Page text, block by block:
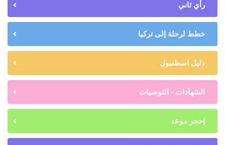
رأي ثاني
خطط لرحلة إلى تركيا
دليل اسطنبول
الشهادات - التوصيات
إحجز موعد